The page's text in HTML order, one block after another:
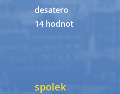
desatero
14 hodnot
spolek